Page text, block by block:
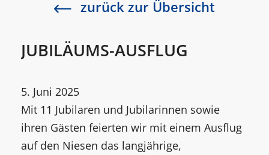
zurück zur Übersicht
JUBILÄUMS-AUSFLUG
5. Juni 2025
Mit 11 Jubilaren und Jubilarinnen sowie
ihren Gästen feierten wir mit einem Ausflug
auf den Niesen das langjährige,